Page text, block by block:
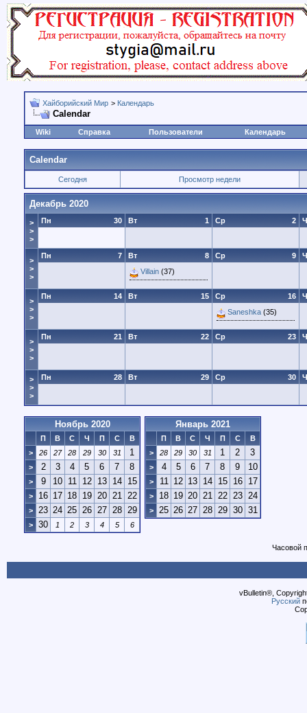
Хайборийский Мир > Календарь
Calendar
Wiki Справка Пользователи Календарь
Calendar
Сегодня Просмотр недели
Декабрь 2020
>
>
>
30
Пн 1
Вт 2
Ср
>
>
>
7
Пн 8
Вт
Villain (37)
9
Ср
>
>
>
14
Пн 15
Вт 16
Ср
Saneshka (35)
>
>
>
21
Пн 22
Вт 23
Ср
>
>
>
28
Пн 29
Вт 30
Ср
Ноябрь 2020
П В С Ч П С
В
>
26 27 28 29 30 31 1
> 2 3 4 5 6 7 8
> 9 10 11 12 13 14 15
> 16 17 18 19 20 21 22
> 23 24 25 26 27 28 29
> 30 1 2 3 4 5 6
Январь 2021
П В С Ч П С
В
>
28 29 30 31 1 2 3
> 4 5 6 7 8 9 10
> 11 12 13 14 15 16 17
> 18 19 20 21 22 23 24
> 25 26 27 28 29 30 31
Часовой
vBulletin®,
Русский